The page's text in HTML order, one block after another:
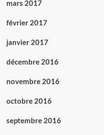
mars 2017
février 2017
janvier 2017
décembre 2016
novembre 2016
octobre 2016
septembre 2016